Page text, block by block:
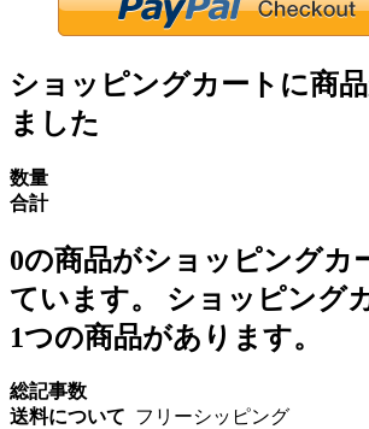
ショッピングカートに商
ました
数量
合計
0の商品がショッピングカ
ています。 ショッピング
1つの商品があります。
総記事数
送料について フリーシッピング